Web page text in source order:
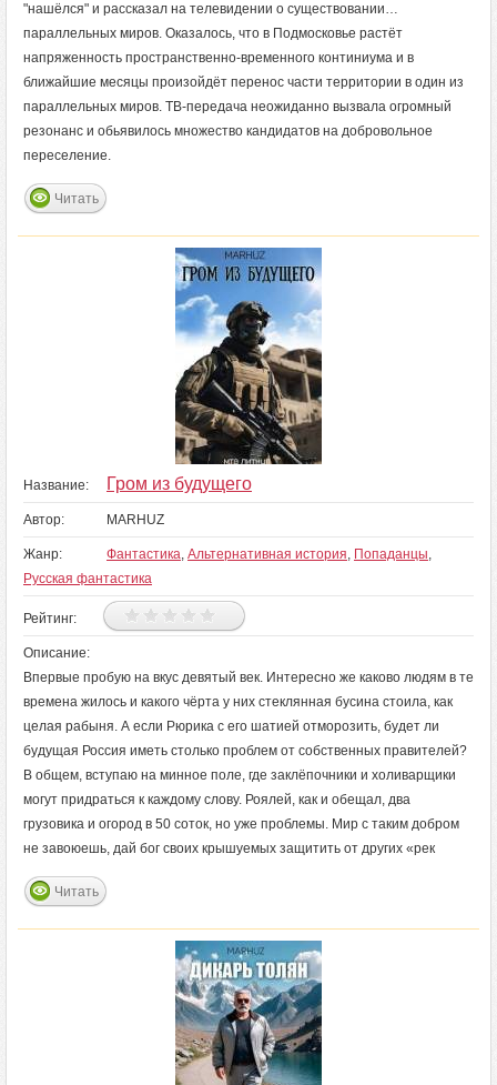
"нашёлся" и рассказал на телевидении о существовании…
параллельных миров. Оказалось, что в Подмосковье растёт
напряженность пространственно-временного континиума и в
ближайшие месяцы произойдёт перенос части территории в один из
параллельных миров. ТВ-передача неожиданно вызвала огромный
резонанс и обьявилось множество кандидатов на добровольное
переселение.
Читать
Название: Гром из будущего
Автор: MARHUZ
Жанр: Фантастика, Альтернативная история, Попаданцы,
Русская фантастика
Рейтинг:
Описание:
Впервые пробую на вкус девятый век. Интересно же каково людям в те
времена жилось и какого чёрта у них стеклянная бусина стоила, как
целая рабыня. А если Рюрика с его шатией отморозить, будет ли
будущая Россия иметь столько проблем от собственных правителей?
В общем, вступаю на минное поле, где заклёпочники и холиварщики
могут придраться к каждому слову. Роялей, как и обещал, два
грузовика и огород в 50 соток, но уже проблемы. Мир с таким добром
не завоюешь, дай бог своих крышуемых защитить от других «рек
Читать